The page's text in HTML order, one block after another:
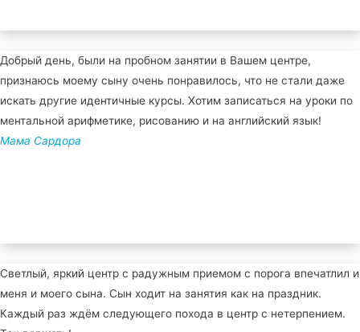
Добрый день, были на пробном занятии в Вашем центре,
признаюсь моему сыну очень понравилось, что не стали даже
искать другие идентичные курсы. Хотим записаться на уроки по
ментальной арифметике, рисованию и на английский язык!
Мама Сардора
Светлый, яркий центр с радужным приемом с порога впечатлил и
меня и моего сына. Сын ходит на занятия как на праздник.
Каждый раз ждём следующего похода в центр с нетерпением.